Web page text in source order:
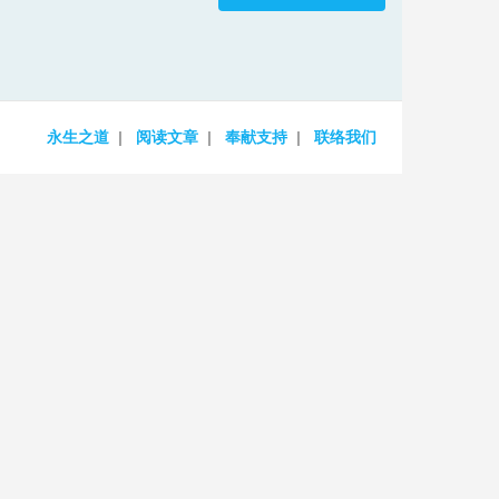
永生之道 阅读文章 奉献支持 联络我们